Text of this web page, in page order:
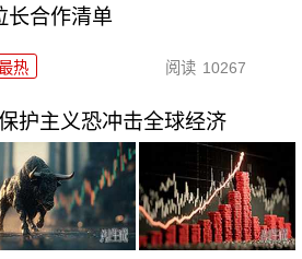
长合作清单
热 阅读 10267
护主义恐冲击全球经济